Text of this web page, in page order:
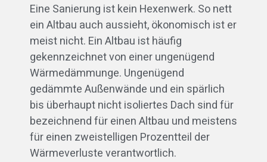
Eine Sanierung ist kein Hexenwerk. So nett
ein Altbau auch aussieht, ökonomisch ist er
meist nicht. Ein Altbau ist häufig
gekennzeichnet von einer ungenügend
Wärmedämmunge. Ungenügend
gedämmte Außenwände und ein spärlich
bis überhaupt nicht isoliertes Dach sind für
bezeichnend für einen Altbau und meistens
für einen zweistelligen Prozentteil der
Wärmeverluste verantwortlich.